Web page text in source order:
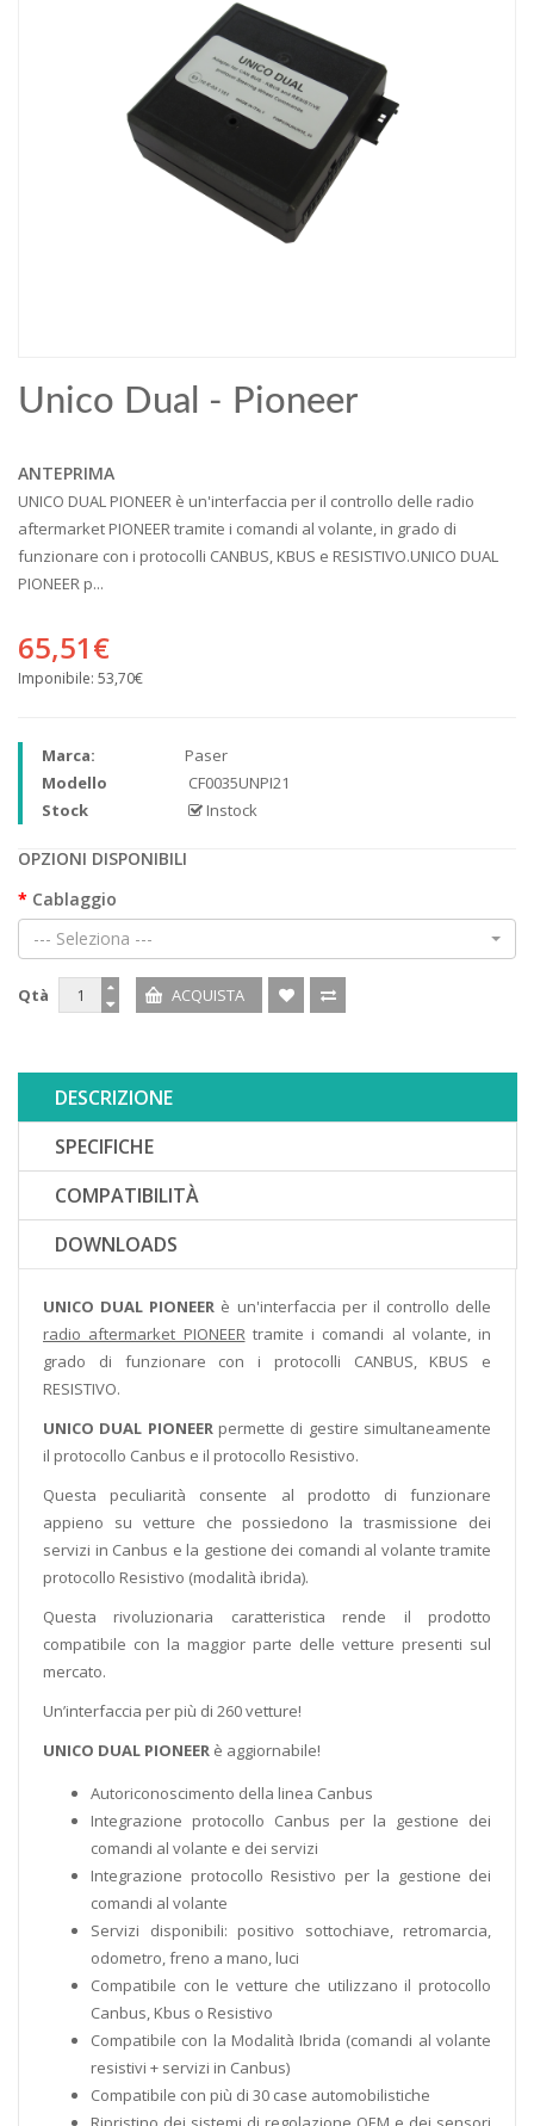
Unico Dual - Pioneer
ANTEPRIMA
UNICO DUAL PIONEER è un'interfaccia per il controllo delle radio
aftermarket PIONEER tramite i comandi al volante, in grado di
funzionare con i protocolli CANBUS, KBUS e RESISTIVO.UNICO DUAL
PIONEER p...
65,51€
Imponibile: 53,70€
Marca:
Paser
Modello
CF0035UNPI21
Stock
Instock
OPZIONI DISPONIBILI
Cablaggio
--- Seleziona ---
Qtà
DESCRIZIONE
SPECIFICHE
COMPATIBILITÀ
DOWNLOADS
UNICO DUAL PIONEER è un'interfaccia per il controllo delle
radio aftermarket PIONEERtramite i comandi al volante, in
grado di funzionare con i protocolli CANBUS, KBUS e
RESISTIVO.
UNICO DUAL PIONEER permette di gestire simultaneamente
il protocollo Canbus e il protocollo Resistivo.
Questa peculiarità consente al prodotto di funzionare
appieno su vetture che possiedono la trasmissione dei
servizi in Canbus e la gestione dei comandi al volante tramite
protocollo Resistivo (modalità ibrida).
Questa rivoluzionaria caratteristica rende il prodotto
compatibile con la maggior parte delle vetture presenti sul
mercato.
Un’interfaccia per più di 260 vetture!
UNICO DUAL PIONEER è aggiornabile!
Autoriconoscimento della linea Canbus
Integrazione protocollo Canbus per la gestione dei
comandi al volante e dei servizi
Integrazione protocollo Resistivo per la gestione dei
comandi al volante
Servizi disponibili: positivo sottochiave, retromarcia,
odometro, freno a mano, luci
Compatibile con le vetture che utilizzano il protocollo
Canbus, Kbus o Resistivo
Compatibile con la Modalità Ibrida (comandi al volante
resistivi + servizi in Canbus)
Compatibile con più di 30 case automobilistiche